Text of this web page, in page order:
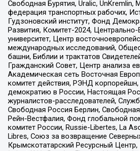
Свободная Бурятия, Uralic, UnKremlin,
федерация транспортных рабочих,
Гудзоновский институт, Фонд
Развития, Комитет-2024, Центрально-
университет, Центр
международных исследований,
башни, Библии и трактатов
Гражданский Совет, Центр анализа
Академическая сеть Восточная
комитет действия, РЭНД
демократию в России, Настоящая
журналистов-расследователей,
Свободная Россия Берлин,
Рейн-Вестфалия, Фонд глобальной
комитет России, Russie-Libertes, La
Libres, Союз за возвращение
Крымскотатарский Ресурсный